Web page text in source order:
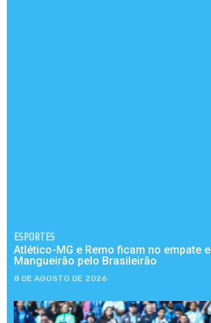
ESPORTES
Atlético-MG e Remo ficam no empate
Mangueirão pelo Brasileirão
8 DE AGOSTO DE 2026